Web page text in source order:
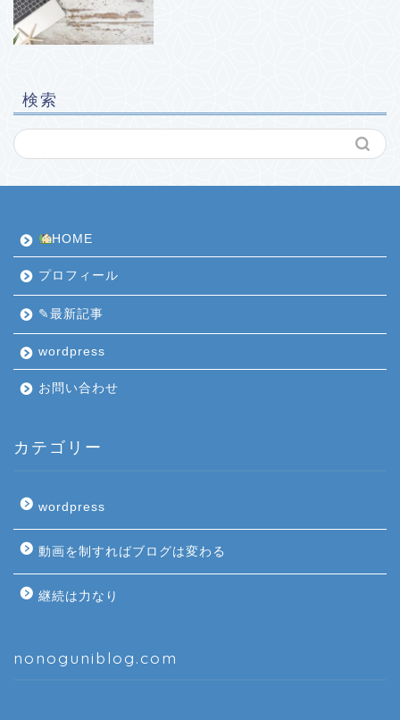
検索
HOME
プロフィール
✎最新記事
wordpress
お問い合わせ
カテゴリー
wordpress
動画を制すればブログは変わる
継続は力なり
nonoguniblog.com